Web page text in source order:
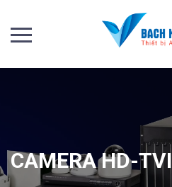
CAMERA HD-TVI